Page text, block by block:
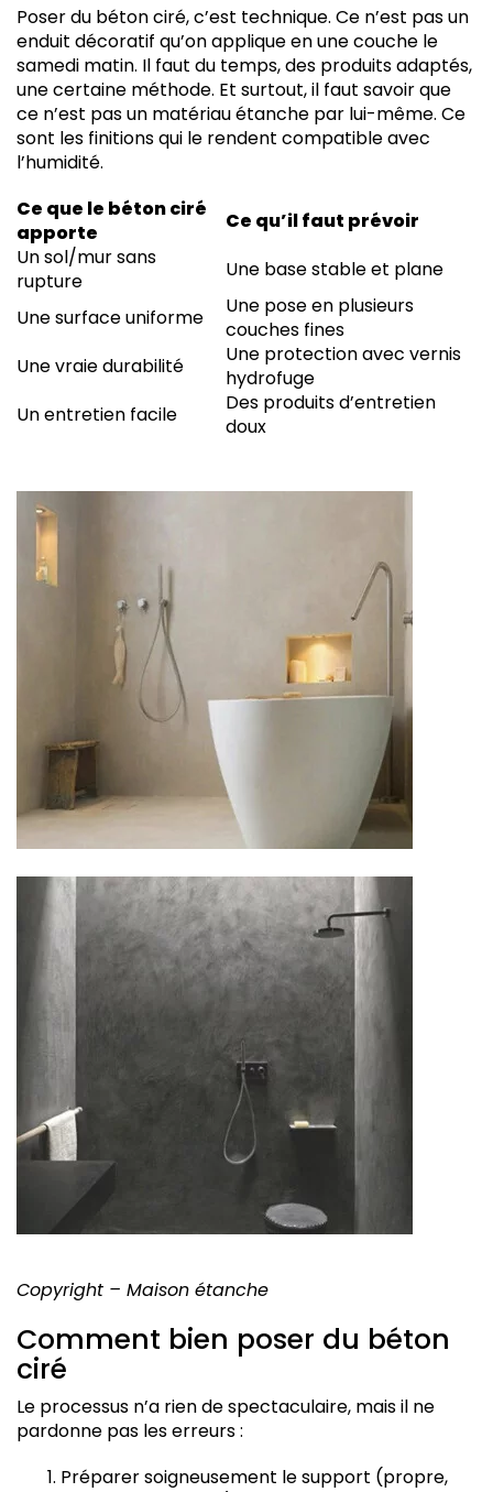
Poser du béton ciré, c’est technique. Ce n’est pas un
enduit décoratif qu’on applique en une couche le
samedi matin. Il faut du temps, des produits adaptés,
une certaine méthode. Et surtout, il faut savoir que
ce n’est pas un matériau étanche par lui-même. Ce
sont les finitions qui le rendent compatible avec
l’humidité.
Ce que le béton ciré
apporte
Ce qu’il faut prévoir
Un sol/mur sans
rupture
Une base stable et plane
Une surface uniforme
Une pose en plusieurs
couches fines
Une vraie durabilité
Une protection avec vernis
hydrofuge
Un entretien facile
Des produits d’entretien
doux
Copyright – Maison étanche
Comment bien poser du béton
ciré
Le processus n’a rien de spectaculaire, mais il ne
pardonne pas les erreurs :
Préparer soigneusement le support (propre,